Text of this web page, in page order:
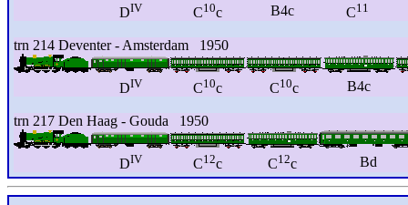
DIV C10c B4c C11
trn 214 Deventer - Amsterdam 1950
DIV C10c C10c B4c
trn 217 Den Haag - Gouda 1950
DIV C12c C12c Bd